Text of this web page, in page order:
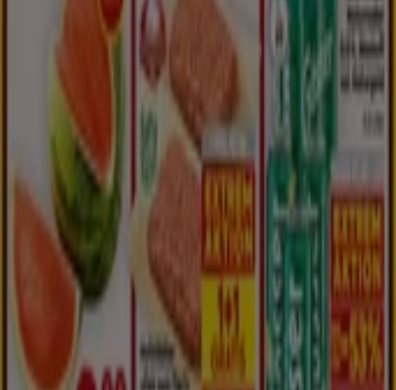
Business-Lösungen
Nachrichten und Medien
Mit uns arbeiten
Kontakt aufnehmen
Marketing- und Geschäftsanfragen
Geschäft falsch auf der Karte geortet
Wöchentliches Anzeigen-Feedback
Technische Probleme und allgemeines Feedback
Indizes